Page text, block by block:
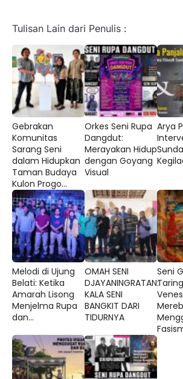
Tulisan Lain dari Penulis :
Gebrakan
Komunitas
Sarang Seni
dalam Hidupkan
Taman Budaya
Kulon Progo...
Orkes Seni Rupa
Dangdut:
Merayakan Hidup
dengan Goyang
Visual
Arya
Melodi di Ujung
Belati: Ketika
Amarah Lisong
Menjelma Rupa
dan...
OMAH SENI
DJAYANINGRATAN:
KALA SENI
BANGKIT DARI
TIDURNYA
Seni